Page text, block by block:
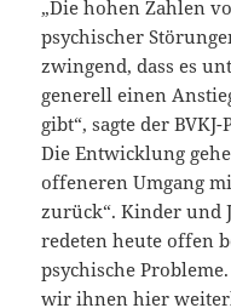
„Die hohen Zahlen
psychischer
zwingend, dass es
generell einen
gibt“, sagte der
Die Entwicklung
offeneren Umgang
zurück“. Kinder und
redeten heute offen
psychische
wir ihnen hier